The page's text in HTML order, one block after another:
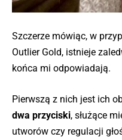
Szczerze mówiąc, w
Outlier Gold, istnieje
końca mi odpowiadają.
Pierwszą z nich jest ich
dwa przyciski, służące
utworów czy regulacji